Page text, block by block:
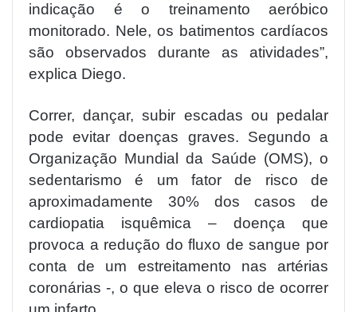
indicação é o treinamento aeróbico
monitorado. Nele, os batimentos cardíacos
são observados durante as atividades”,
explica Diego.
Correr, dançar, subir escadas ou pedalar
pode evitar doenças graves. Segundo a
Organização Mundial da Saúde (OMS), o
sedentarismo é um fator de risco de
aproximadamente 30% dos casos de
cardiopatia isquêmica – doença que
provoca a redução do fluxo de sangue por
conta de um estreitamento nas artérias
coronárias -, o que eleva o risco de ocorrer